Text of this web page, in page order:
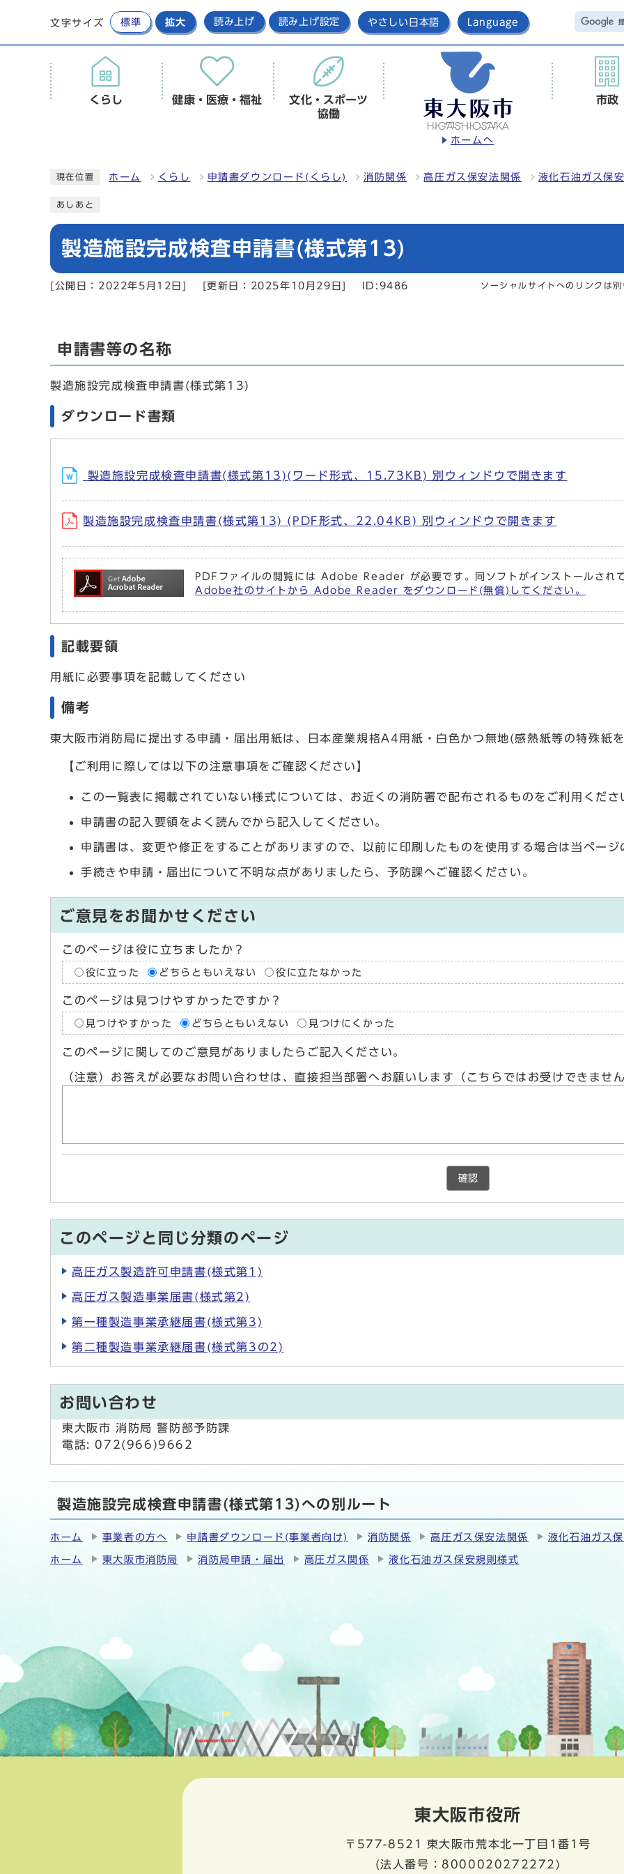
文字サイズ 標準 拡大 読み上げ 読み上げ設定 やさしい日本語 Language
ホームへ
くらし 健康・医療・福祉
文化・スポーツ
協働
市政
現在位置 ホーム くらし 申請書ダウンロード(くらし) 消防関係 高圧ガス保安法関係 液化石油ガス保
あしあと
製造施設完成検査申請書(様式第13)
[公開日：2022年5月12日] [更新日：2025年10月29日] ID:9486 ソーシャルサイトへのリンクは
申請書等の名称
製造施設完成検査申請書(様式第13)
ダウンロード書類
製造施設完成検査申請書(様式第13)(ワード形式、15.73KB) 別ウィンドウで開きます
製造施設完成検査申請書(様式第13) (PDF形式、22.04KB) 別ウィンドウで開きます
PDFファイルの閲覧には Adobe Reader が必要です。同ソフトがインストールされ
Adobe社のサイトから Adobe Reader をダウンロード(無償)してください。
記載要領
用紙に必要事項を記載してください
備考
東大阪市消防局に提出する申請・届出用紙は、日本産業規格A4用紙・白色かつ無地(感熱紙等の特殊紙
【ご利用に際しては以下の注意事項をご確認ください】
この一覧表に掲載されていない様式については、お近くの消防署で配布されるものをご利用くださ
申請書の記入要領をよく読んでから記入してください。
申請書は、変更や修正をすることがありますので、以前に印刷したものを使用する場合は当ペー
手続きや申請・届出について不明な点がありましたら、予防課へご確認ください。
ご意見をお聞かせください
このページは役に立ちましたか？
役に立った どちらともいえない 役に立たなかった
このページは見つけやすかったですか？
見つけやすかった どちらともいえない 見つけにくかった
このページに関してのご意見がありましたらご記入ください。
（注意）お答えが必要なお問い合わせは、直接担当部署へお願いします（こちらではお受けできませ
確認
このページと同じ分類のページ
高圧ガス製造許可申請書(様式第1)
高圧ガス製造事業届書(様式第2)
第一種製造事業承継届書(様式第3)
第二種製造事業承継届書(様式第3の2)
お問い合わせ
東大阪市 消防局 警防部予防課
電話: 072(966)9662
製造施設完成検査申請書(様式第13)への別ルート
ホーム 事業者の方へ 申請書ダウンロード(事業者向け) 消防関係 高圧ガス保安法関係 液化石油ガス
ホーム 東大阪市消防局 消防局申請・届出 高圧ガス関係 液化石油ガス保安規則様式
東大阪市役所
〒577-8521
東大阪市荒本北一丁目1番1号
(法人番号：8000020272272)